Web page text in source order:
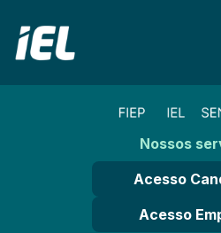
Nossos
Acesso
Acesso